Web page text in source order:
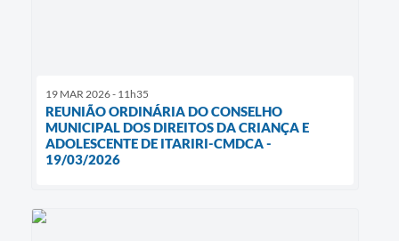
19 MAR 2026 - 11h35
REUNIÃO ORDINÁRIA DO CONSELHO
MUNICIPAL DOS DIREITOS DA CRIANÇA E
ADOLESCENTE DE ITARIRI-CMDCA -
19/03/2026